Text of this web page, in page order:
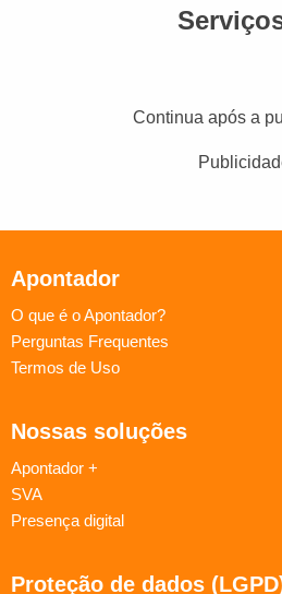
Continua após a
Apontador
O que é o Apontador?
Perguntas Frequentes
Termos de Uso
Nossas soluções
Apontador +
SVA
Presença digital
Proteção de dados